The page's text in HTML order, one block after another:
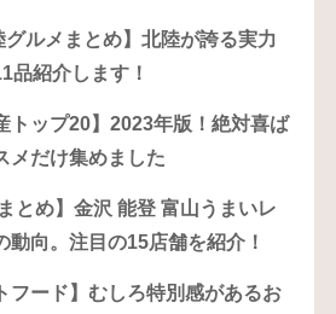
グルメまとめ】北陸が誇る実力
品紹介します！
トップ20】2023年版！絶対喜ば
メだけ集めました
とめ】金沢 能登 富山うまいレ
動向。注目の15店舗を紹介！
フード】むしろ特別感があるお